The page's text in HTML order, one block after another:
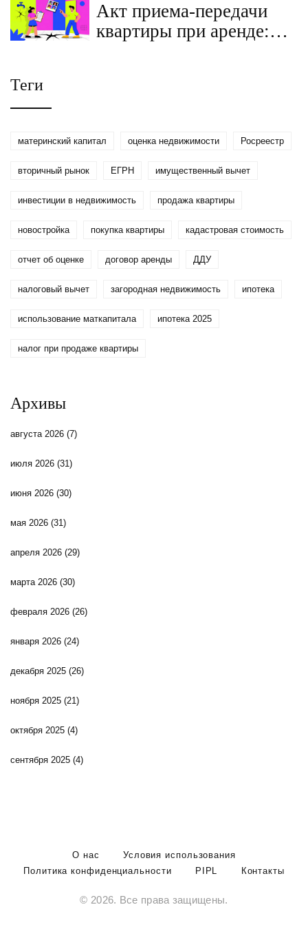
году
Акт приема-передачи
квартиры при аренде:
Теги
материнский капитал оценка недвижимости Росреестр
вторичный рынок ЕГРН имущественный вычет
инвестиции в недвижимость продажа квартиры
новостройка покупка квартиры кадастровая стоимость
отчет об оценке договор аренды ДДУ
налоговый вычет загородная недвижимость ипотека
использование маткапитала ипотека 2025
налог при продаже квартиры
Архивы
августа 2026 (7)
июля 2026 (31)
июня 2026 (30)
мая 2026 (31)
апреля 2026 (29)
марта 2026 (30)
февраля 2026 (26)
января 2026 (24)
декабря 2025 (26)
ноября 2025 (21)
октября 2025 (4)
сентября 2025 (4)
О нас
Условия использования
Политика конфиденциальности
PIPL Контакты
© 2026. Все права защищены.